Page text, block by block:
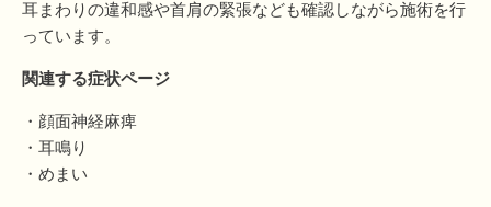
耳まわりの違和感や首肩の緊張なども確認しながら施術を行
っています。
関連する症状ページ
・ 顔面神経麻痺
・ 耳鳴り
・ めまい